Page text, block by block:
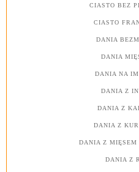
CIASTO BEZ
CIASTO
DANIA
DANIA
DANIA NA
DANIA Z
DANIA Z
DANIA Z
DANIA Z MIĘSEM
DANIA Z